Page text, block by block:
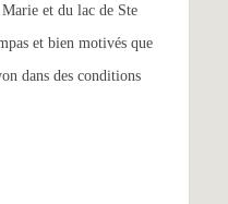
et du lac de Ste
et bien motivés que
dans des conditions